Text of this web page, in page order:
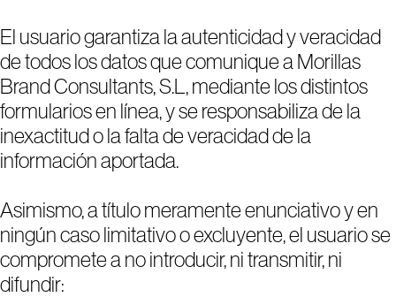
El usuario garantiza la autenticidad y veracidad
de todos los datos que comunique a Morillas
Brand Consultants, S.L, mediante los distintos
formularios en línea, y se responsabiliza de la
inexactitud o la falta de veracidad de la
información aportada.
Asimismo, a título meramente enunciativo y en
ningún caso limitativo o excluyente, el usuario se
compromete a no introducir, ni transmitir, ni
difundir: